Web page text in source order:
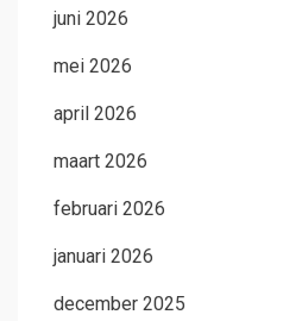
juni 2026
mei 2026
april 2026
maart 2026
februari 2026
januari 2026
december 2025